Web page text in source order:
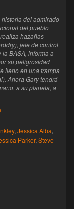
del admirado
del pueblo
hazañas
jefe de control
BASA, informa a
su peligrosidad
lleno en una trampa
Ahora Gary tendrá
a su planeta, a
, Jessica Alba,
Parker, Steve